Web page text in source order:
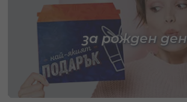
за рожден ден